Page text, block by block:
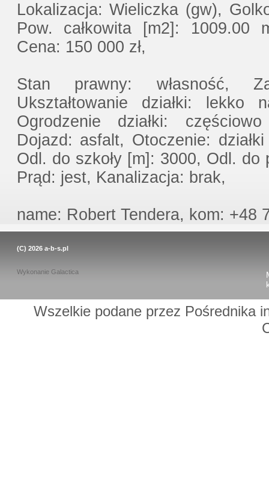
Lokalizacja: Wieliczka (gw),
Pow. całkowita [m2]: 1009.00
Cena: 150 000 zł,
Stan prawny: własność,
Ukształtowanie działki: lekko
Ogrodzenie działki:
Dojazd: asfalt, Otoczenie:
Odl. do szkoły [m]: 3000, Odl.
Prąd: jest, Kanalizacja: brak,
name: Robert Tendera, kom: +48
(C) 2026 a-b-s.pl
Wykonanie Galactica
Wszelkie podane przez Pośrednika